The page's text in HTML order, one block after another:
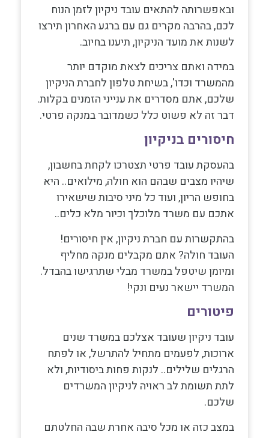
ובאפשרותה להתאים עובד ניקיון לזמן הנוח
לכם, בהרבה מקרים גם עם ברגע האחרון תירצו
לשנות את מועד הניקיון, תיענו בחיוב.
במידה ואתם צריכים לצאת מוקדם יותר
מהמשרד וכדו', בשיחת טלפון לחברת הניקיון
שלכם, אתם מסדרים את ענייני הזמנים בקלות.
דבר זה לא פשוט כלל כשמדובר במנקה פרטי.
חיסורים בניקיון
בהעסקת עובד פרטי תצטרכו לקחת בחשבון,
שיהיו מצבים שבהם הוא חולה, מילואים.. היא
בחופש הריון, ועוד כל מיני סיבות שישאירו
אתכם עם משרד מלוכלך וכיור מלא כלים..
בהתקשרות עם חברת ניקיון, אין חיסורים!
העובד חולה? אתם מקבלים מנקה מחליף
ומיומן שיטפל במשרד מבלי שתרגישו בהבדל.
המשרד יישאר נעים ונקי!
פיטורים
עובד ניקיון שעובד אצלכם במשרד שנים
ארוכות, לפעמים מתחיל להתרשל, או לפתח
הרגלים שלילים.. לנקות פחות ביסודיות, ולא
לתת תשומת לב ראויה לניקיון המשרדים
שלכם.
במצב כזה או מכל סיבה אחרת שבה החלטתם